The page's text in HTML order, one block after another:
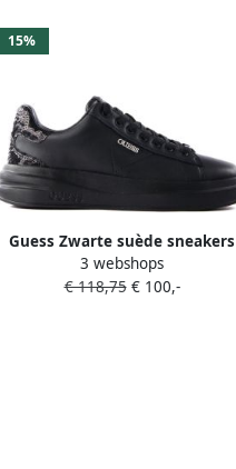
15%
Guess Zwarte suède sneakers
met logodetails Black Dames
3 webshops
€ 118,75€ 100,-